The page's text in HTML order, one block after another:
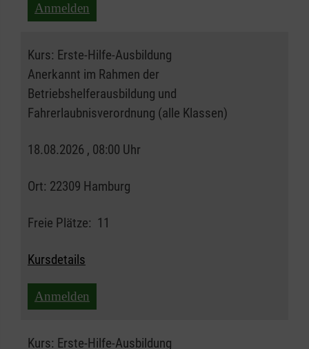
Anmelden
Kurs: Erste-Hilfe-Ausbildung
Anerkannt im Rahmen der
Betriebshelferausbildung und
Fahrerlaubnisverordnung (alle Klassen)
18.08.2026 , 08:00 Uhr
Ort: 22309 Hamburg
Freie Plätze: 11
Kursdetails
Anmelden
Kurs: Erste-Hilfe-Ausbildung